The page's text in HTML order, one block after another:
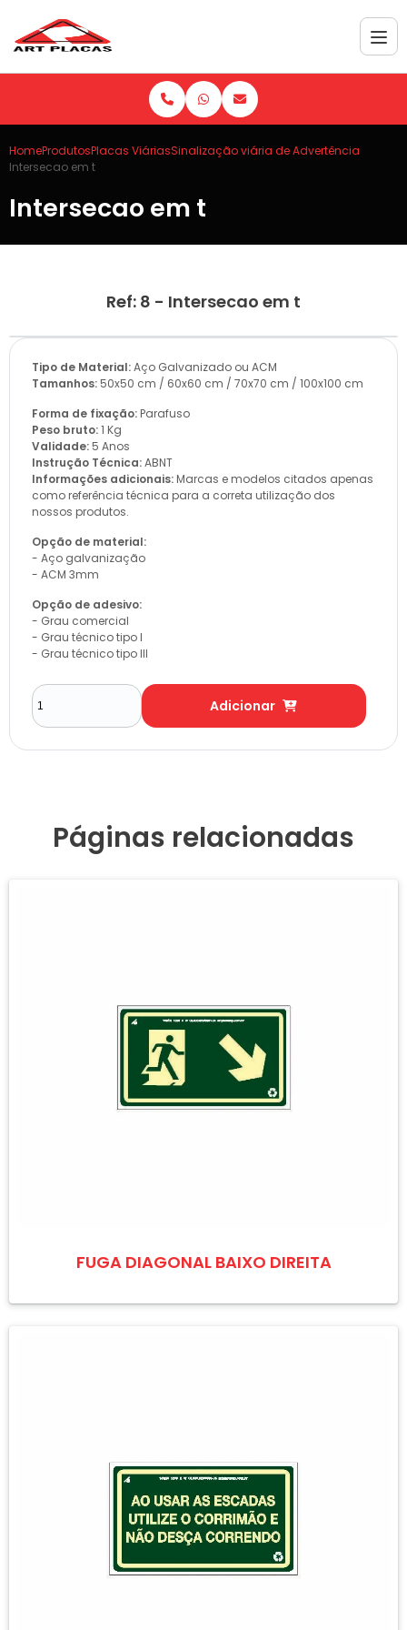
HomeProdutosPlacas ViáriasSinalização viária de Advertência
Intersecao em t
Intersecao em t
Ref: 8 - Intersecao em t
Tipo de Material:Aço Galvanizado ou ACM
Tamanhos: 50x50 cm / 60x60 cm / 70x70 cm / 100x100 cm
Forma de fixação: Parafuso
Peso bruto:1 Kg
Validade: 5 Anos
Instrução Técnica:ABNT
Informações adicionais: Marcas e modelos citados apenas
como referência técnica para a correta utilização dos
nossos produtos.
Opção de material:
- Aço galvanização
- ACM 3mm
Opção de adesivo:
- Grau comercial
- Grau técnico tipo I
- Grau técnico tipo III
Adicionar
Páginas relacionadas
FUGA DIAGONAL BAIXO DIREITA